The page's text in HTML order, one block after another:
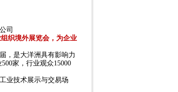
司
织境外展览会，为企业
，是大洋洲具有影响力
家，行业观众15000
业技术展示与交易场